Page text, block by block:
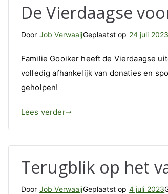
De Vierdaagse
Door Job VerwaaijGeplaatst op 24 juli
Familie Gooiker heeft de Vierdaagse
volledig afhankelijk van donaties en
geholpen!
Lees verder
Terugblik op het
Door Job VerwaaijGeplaatst op 4 juli 2023